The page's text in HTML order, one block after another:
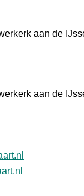
aan de
aan de